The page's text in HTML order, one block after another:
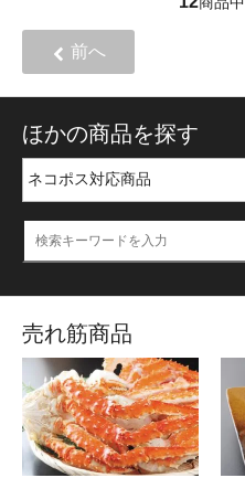
前へ
ほかの商品を探す
売れ筋商品